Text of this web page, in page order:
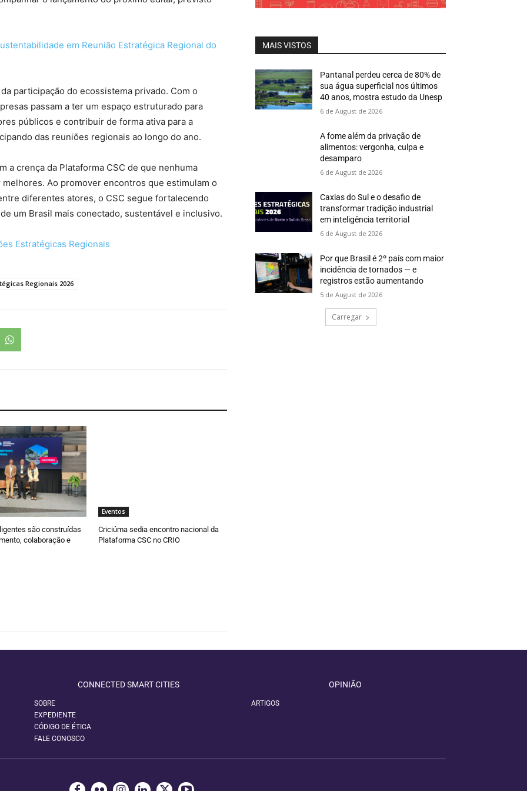
em Reunião Estratégica Regional do
participação do ecossistema privado. Com o
passam a ter um espaço estruturado para
públicos e contribuir de forma ativa para a
das reuniões regionais ao longo do ano.
a crença da Plataforma CSC de que nenhuma
Ao promover encontros que estimulam o
diferentes atores, o CSC segue fortalecendo
um Brasil mais conectado, sustentável e inclusivo.
Estratégicas Regionais
Regionais 2026
são construídas
colaboração e
Eventos
Criciúma sedia encontro nacional da
Plataforma CSC no CRIO
MAIS VISTOS
Pantanal perdeu cerca de 80% de
sua água superficial nos últimos
40 anos, mostra estudo da Unesp
6 de August de 2026
A fome além da privação de
alimentos: vergonha, culpa e
desamparo
6 de August de 2026
Caxias do Sul e o desafio de
transformar tradição industrial
em inteligência territorial
6 de August de 2026
Por que Brasil é 2º país com maior
incidência de tornados — e
registros estão aumentando
5 de August de 2026
Carregar
CONNECTED SMART CITIES
SOBRE
EXPEDIENTE
CÓDIGO DE ÉTICA
FALE CONOSCO
OPINIÃO
ARTIGOS